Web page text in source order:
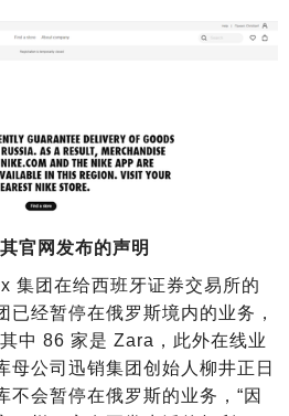
官网发布的声明
团在给西班牙证券交易所的
已经暂停在俄罗斯境内的业务，
中 86 家是 Zara，此外在线业
母公司迅销集团创始人柳井正日
不会暂停在俄罗斯的业务，“因